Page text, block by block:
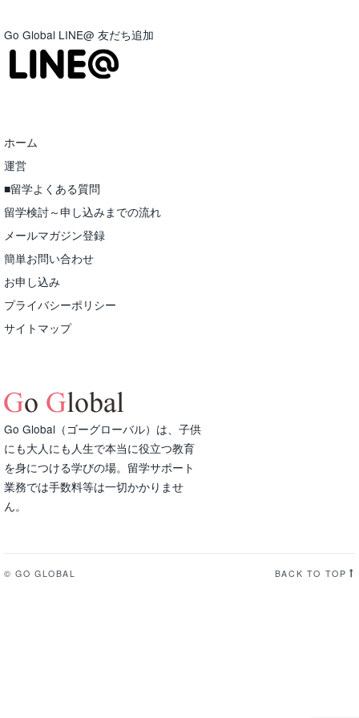
Go Global LINE@ 友だち追加
ホーム
運営
■留学よくある質問
留学検討～申し込みまでの流れ
メールマガジン登録
簡単お問い合わせ
お申し込み
プライバシーポリシー
サイトマップ
Go Global（ゴーグローバル）は、子供
にも大人にも人生で本当に役立つ教育
を身につける学びの場。留学サポート
業務では手数料等は一切かかりませ
ん。
© GO GLOBAL BACK TO TOP